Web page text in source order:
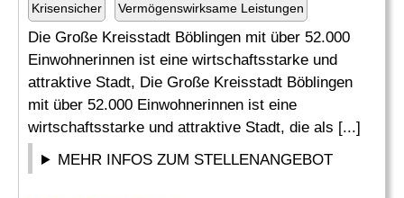
Krisensicher Vermögenswirksame Leistungen
Die Große Kreisstadt Böblingen mit über 52.000
Einwohnerinnen ist eine wirtschaftsstarke und
attraktive Stadt, Die Große Kreisstadt Böblingen
mit über 52.000 Einwohnerinnen ist eine
wirtschaftsstarke und attraktive Stadt, die als [...]
MEHR INFOS ZUM STELLENANGEBOT